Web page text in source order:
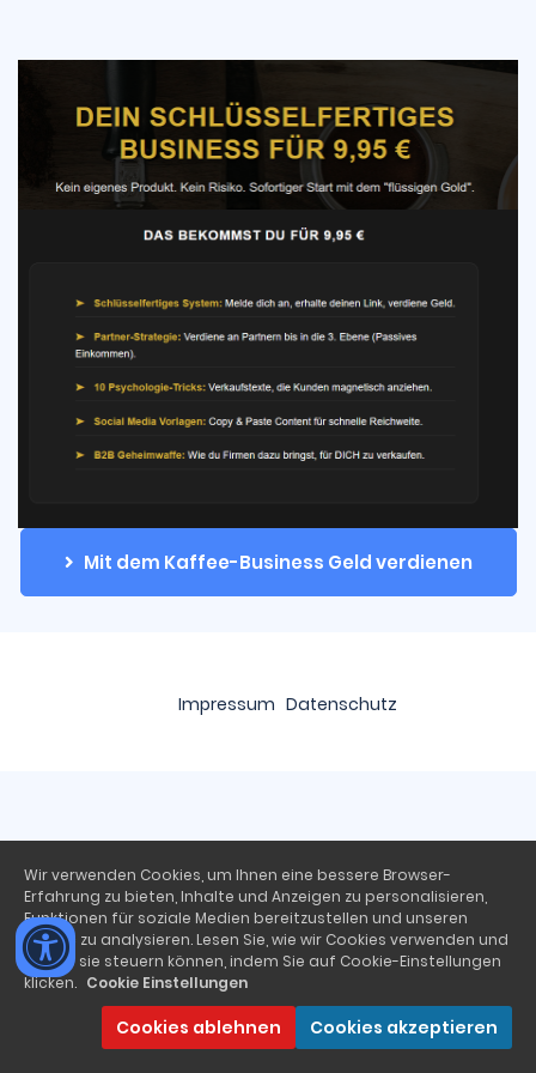
Mit dem Kaffee-Business Geld verdienen
Impressum Datenschutz
Wir verwenden Cookies, um Ihnen eine bessere Browser-
Erfahrung zu bieten, Inhalte und Anzeigen zu personalisieren,
Funktionen für soziale Medien bereitzustellen und unseren
Traffic zu analysieren. Lesen Sie, wie wir Cookies verwenden und
wie Sie sie steuern können, indem Sie auf Cookie-Einstellungen
klicken. Cookie Einstellungen
Cookies ablehnen Cookies akzeptieren